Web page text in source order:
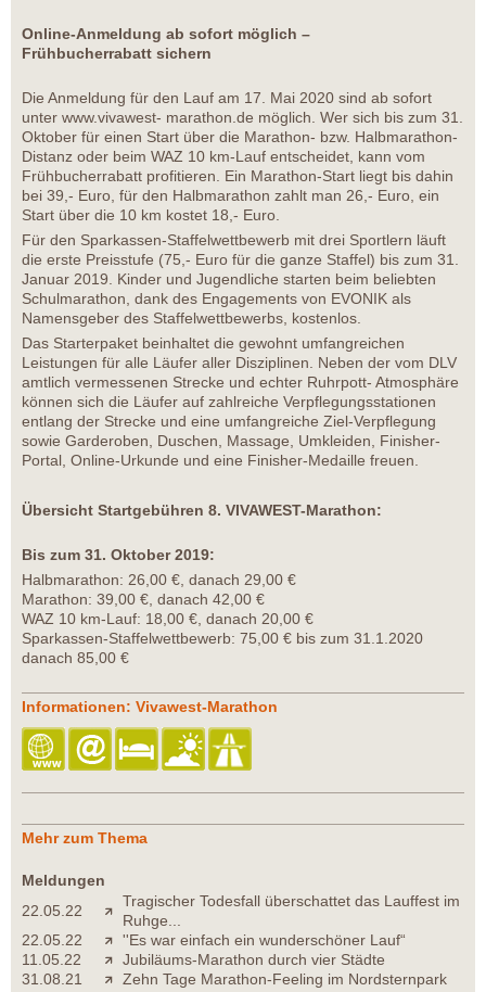
Online-Anmeldung ab sofort möglich –
Frühbucherrabatt sichern
Die Anmeldung für den Lauf am 17. Mai 2020 sind ab sofort
unter www.vivawest- marathon.de möglich. Wer sich bis zum 31.
Oktober für einen Start über die Marathon- bzw. Halbmarathon-
Distanz oder beim WAZ 10 km-Lauf entscheidet, kann vom
Frühbucherrabatt profitieren. Ein Marathon-Start liegt bis dahin
bei 39,- Euro, für den Halbmarathon zahlt man 26,- Euro, ein
Start über die 10 km kostet 18,- Euro.
Für den Sparkassen-Staffelwettbewerb mit drei Sportlern läuft
die erste Preisstufe (75,- Euro für die ganze Staffel) bis zum 31.
Januar 2019. Kinder und Jugendliche starten beim beliebten
Schulmarathon, dank des Engagements von EVONIK als
Namensgeber des Staffelwettbewerbs, kostenlos.
Das Starterpaket beinhaltet die gewohnt umfangreichen
Leistungen für alle Läufer aller Disziplinen. Neben der vom DLV
amtlich vermessenen Strecke und echter Ruhrpott- Atmosphäre
können sich die Läufer auf zahlreiche Verpflegungsstationen
entlang der Strecke und eine umfangreiche Ziel-Verpflegung
sowie Garderoben, Duschen, Massage, Umkleiden, Finisher-
Portal, Online-Urkunde und eine Finisher-Medaille freuen.
Übersicht Startgebühren 8. VIVAWEST-Marathon:
Bis zum 31. Oktober 2019:
Halbmarathon: 26,00 €, danach 29,00 €
Marathon: 39,00 €, danach 42,00 €
WAZ 10 km-Lauf: 18,00 €, danach 20,00 €
Sparkassen-Staffelwettbewerb: 75,00 € bis zum 31.1.2020
danach 85,00 €
Informationen: Vivawest-Marathon
Mehr zum Thema
Meldungen
22.05.22
Tragischer Todesfall überschattet das Lauffest im
Ruhge...
22.05.22
''Es war einfach ein wunderschöner Lauf“
11.05.22
Jubiläums-Marathon durch vier Städte
31.08.21
Zehn Tage Marathon-Feeling im Nordsternpark